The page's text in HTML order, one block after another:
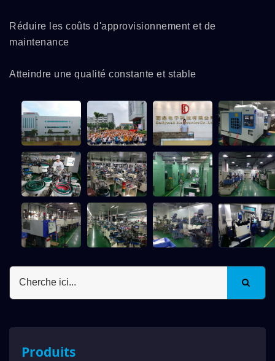
Réduire les coûts d'approvisionnement et de
maintenance
Atteindre une qualité constante et stable
Produits